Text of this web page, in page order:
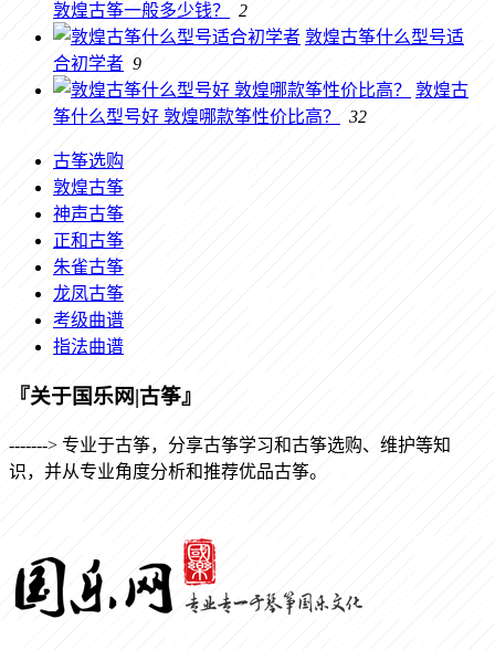
敦煌古筝一般多少钱？
2
敦煌古筝什么型号适
合初学者 9
敦煌古
筝什么型号好 敦煌哪款筝性价比高？
32
古筝选购
敦煌古筝
神声古筝
正和古筝
朱雀古筝
龙凤古筝
考级曲谱
指法曲谱
『关于国乐网|古筝』
-------> 专业于古筝，分享古筝学习和古筝选购、维护等知
识，并从专业角度分析和推荐优品古筝。